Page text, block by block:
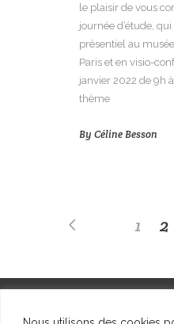
le plaisir de vous
journée d’étude,
présentiel au
Paris et en visio-
janvier 2022 de 9h
thème
By Céline Besson
1 2